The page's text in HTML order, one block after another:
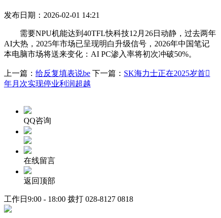
发布日期：2026-02-01 14:21
需要NPU机能达到40TFL快科技12月26日动静，过去两年
AI大热，2025年市场已呈现明白升级信号，2026年中国笔记
本电脑市场将送来变化：AI PC渗入率将初次冲破50%。
上一篇： 给反复填表说be 下一篇： SK海力士正在2025岁首
年月次实现停业利润超越
QQ咨询
在线留言
返回顶部
工作日9:00 - 18:00 拨打 028-8127 0818